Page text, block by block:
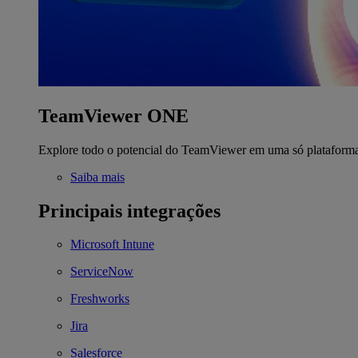
TeamViewer ONE
Explore todo o potencial do TeamViewer em uma só
Saiba mais
Principais integrações
Microsoft Intune
ServiceNow
Freshworks
Jira
Salesforce